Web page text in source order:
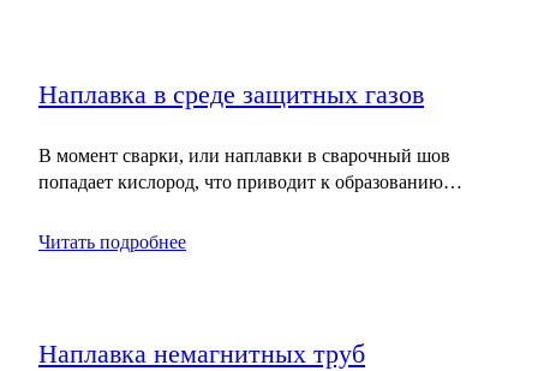
Наплавка в среде защитных газов
В момент сварки, или наплавки в сварочный шов
попадает кислород, что приводит к образованию…
Читать подробнее
Наплавка немагнитных труб